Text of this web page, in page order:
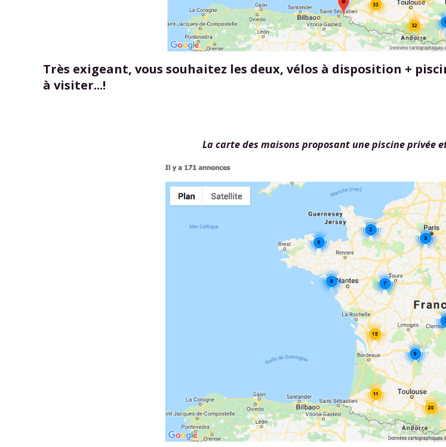
Très exigeant, vous souhaitez les deux, vélos à disposition +
à visiter...!
La carte des maisons proposant une piscine privée